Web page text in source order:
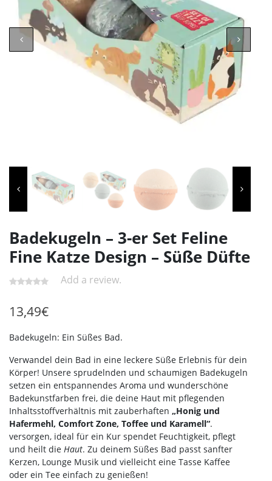
Badekugeln – 3-er Set Feline
Fine Katze Design – Süße Düfte
Add a review.
13,49€
Badekugeln: Ein Süßes Bad.
Verwandel dein Bad in eine leckere Süße Erlebnis für dein
Körper! Unsere sprudelnden und schaumigen Badekugeln
setzen ein entspannendes Aroma und wunderschöne
Badekunstfarben frei, die deine Haut mit pflegenden
Inhaltsstoffverhältnis mit zauberhaften „Honig und
Hafermehl, Comfort Zone, Toffee und Karamell“.
versorgen, ideal für ein Kur spendet Feuchtigkeit, pflegt
und heilt die Haut. Zu deinem Süßes Bad passt sanfter
Kerzen, Lounge Musik und vielleicht eine Tasse Kaffee
oder ein Tee einfach zu genießen!